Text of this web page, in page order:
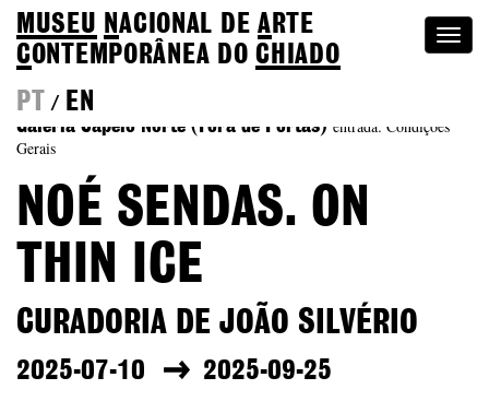
MUSEU NACIONAL DEA RTE
CONTEMPORÂNEA DOCHIADO
PT
/ EN
Galeria Capelo Norte (Fora de Portas) entrada: Condições
Gerais
NOÉ SENDAS. ON
THIN ICE
CURADORIA DE JOÃO SILVÉRIO
2025-07-10 2025-09-25